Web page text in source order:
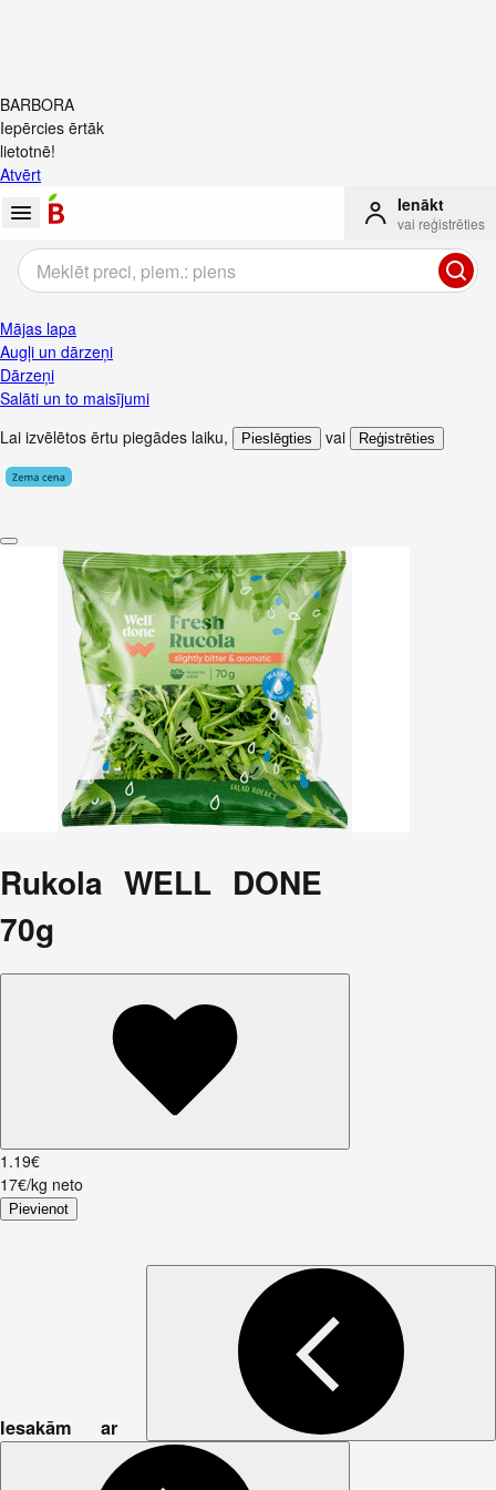
BARBORA
Iepērcies ērtāk
lietotnē!
Atvērt
Ienākt
vai reģistrēties
Mājas lapa
Augļi un dārzeņi
Dārzeņi
Salāti un to maisījumi
Lai izvēlētos ērtu piegādes laiku, Pieslēgties vai Reģistrēties
Rukola WELL DONE
70g
1 .19€
17€/kg neto
Pievienot
Iesakām ar